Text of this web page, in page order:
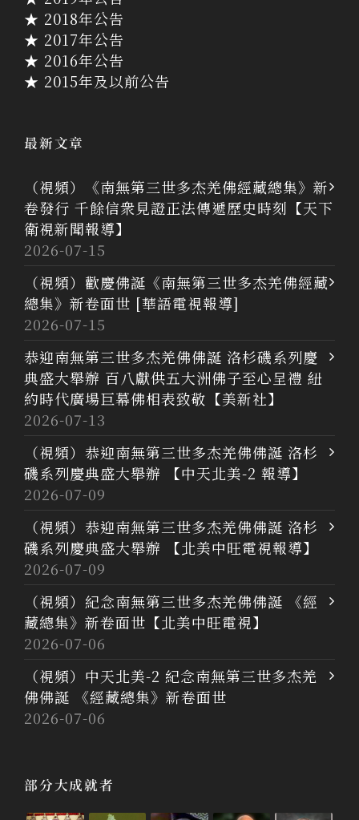
★ 2018年公告
★ 2017年公告
★ 2016年公告
★ 2015年及以前公告
最新文章
（視頻）《南無第三世多杰羌佛經藏總集》新
卷發行 千餘信衆見證正法傳遞歷史時刻【天下
衛視新聞報導】
2026-07-15
（視頻）歡慶佛誕《南無第三世多杰羌佛經藏
總集》新卷面世 [華語電視報導]
2026-07-15
恭迎南無第三世多杰羌佛佛誕 洛杉磯系列慶
典盛大舉辦 百八獻供五大洲佛子至心呈禮 紐
約時代廣場巨幕佛相表致敬【美新社】
2026-07-13
（視頻）恭迎南無第三世多杰羌佛佛誕 洛杉
磯系列慶典盛大舉辦 【中天北美-2 報導】
2026-07-09
（視頻）恭迎南無第三世多杰羌佛佛誕 洛杉
磯系列慶典盛大舉辦 【北美中旺電視報導】
2026-07-09
（視頻）紀念南無第三世多杰羌佛佛誕 《經
藏總集》新卷面世【北美中旺電視】
2026-07-06
（視頻）中天北美-2 紀念南無第三世多杰羌
佛佛誕 《經藏總集》新卷面世
2026-07-06
部分大成就者